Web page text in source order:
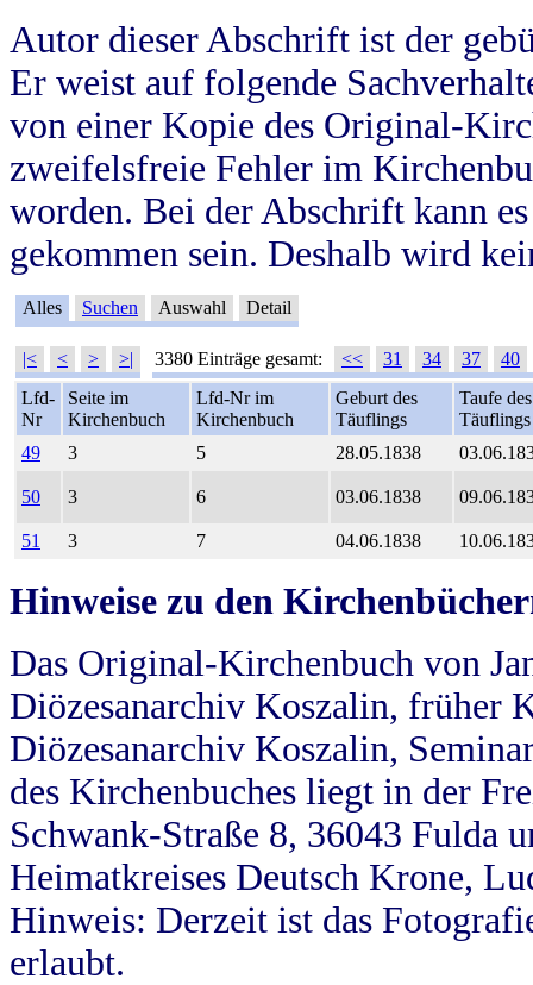
Autor dieser Abschrift ist der
Er weist auf folgende
von einer Kopie des Original-
zweifelsfreie Fehler im
worden. Bei der Abschrift kann
gekommen sein. Deshalb wird
Alles Suchen Auswahl Detail
|< < > >| 3380 Einträge gesamt: << 31 34 37
40
Lfd-
Nr
Seite im
Kirchenbuch
Lfd-Nr im
Kirchenbuch
Geburt des
Täuflings
Taufe des
Täuflings
49
3 5 28.05.1838
50 3 6 03.06.1838
51 3 7 04.06.1838
Hinweise zu den
Das Original-Kirchenbuch von
Diözesanarchiv Koszalin, früher
Diözesanarchiv Koszalin,
des Kirchenbuches liegt in der
Schwank-Straße 8, 36043 Fulda
Heimatkreises Deutsch Krone,
Hinweis: Derzeit ist das
erlaubt.